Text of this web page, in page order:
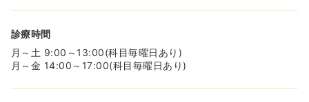
診療時間
月～土 9:00～13:00(科目毎曜日あり)
月～金 14:00～17:00(科目毎曜日あり)